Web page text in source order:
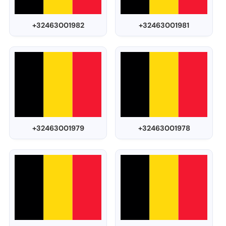
+32463001982 +32463001981
+32463001979 +32463001978